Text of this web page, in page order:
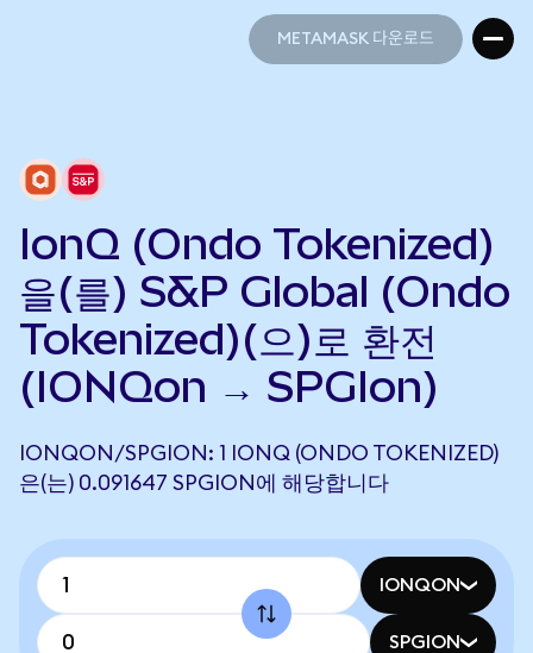
METAMASK 다운로드
IonQ (Ondo Tokenized)
을(를) S&P Global (Ondo
Tokenized)(으)로 환전
(IONQon → SPGIon)
IONQON/SPGION: 1 IONQ (ONDO TOKENIZED)
은(는) 0.091647 SPGION에 해당합니다
IONQON
SPGION